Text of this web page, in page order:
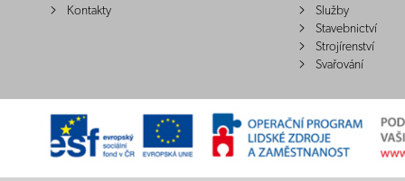
Kontakty
Služby
Stavebnictví
Strojírenství
Svařování